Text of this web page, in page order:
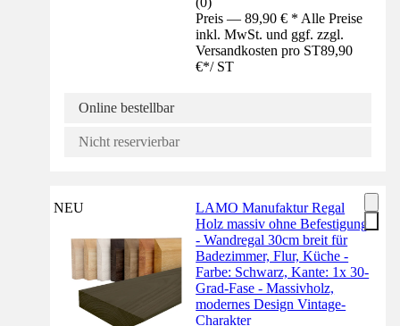
Preis — 89,90 € * Alle Preise
inkl. MwSt. und ggf. zzgl.
Versandkosten pro ST89,90
€*/ ST
Online bestellbar
Nicht reservierbar
NEU
LAMO Manufaktur Regal
Holz massiv ohne Befestigung
- Wandregal 30cm breit für
Badezimmer, Flur, Küche -
Farbe: Schwarz, Kante: 1x 30-
Grad-Fase - Massivholz,
modernes Design Vintage-
Charakter